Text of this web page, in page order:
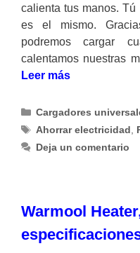
calienta tus manos.
es el mismo.
podremos cargar
calentamos nuestras
Leer más
Categorías
Cargadores
Etiquetas
Ahorrar electricidad
Deja un comentario
Warmool